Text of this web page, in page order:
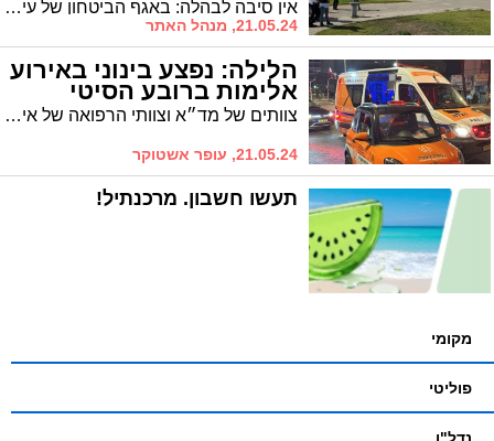
אין סיבה לבהלה: באגף הביטחון של עיריית אשדוד מעדכנים הבוקר על אימון מתוכנן של חיל האוויר, במהלכו יבוצעו נחיתות של מסוקים במנחת אסותא באשדוד. מדובר באימון של חיל האוויר ואין סיבה לבהלה או הפצת הודעות פייק ניוז
21.05.24, מנהל האתר
הלילה: נפצע בינוני באירוע
אלימות ברובע הסיטי
צוותים של מד״א וצוותי הרפואה של איחוד הצלה העניקו טיפול רפואי לפצוע בינוני באירוע אלימות ברחוב תש"ח באשדוד
21.05.24, עופר אשטוקר
תעשו חשבון. מרכנתיל!
מקומי
פוליטי